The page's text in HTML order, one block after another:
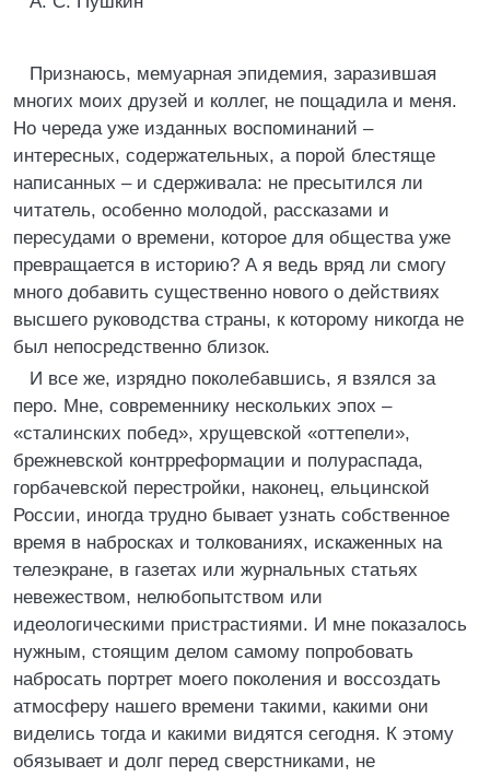
Признаюсь, мемуарная эпидемия, заразившая
многих моих друзей и коллег, не пощадила и меня.
Но череда уже изданных воспоминаний –
интересных, содержательных, а порой блестяще
написанных – и сдерживала: не пресытился ли
читатель, особенно молодой, рассказами и
пересудами о времени, которое для общества уже
превращается в историю? А я ведь вряд ли смогу
много добавить существенно нового о действиях
высшего руководства страны, к которому никогда не
был непосредственно близок.
И все же, изрядно поколебавшись, я взялся за
перо. Мне, современнику нескольких эпох –
«сталинских побед», хрущевской «оттепели»,
брежневской контрреформации и полураспада,
горбачевской перестройки, наконец, ельцинской
России, иногда трудно бывает узнать собственное
время в набросках и толкованиях, искаженных на
телеэкране, в газетах или журнальных статьях
невежеством, нелюбопытством или
идеологическими пристрастиями. И мне показалось
нужным, стоящим делом самому попробовать
набросать портрет моего поколения и воссоздать
атмосферу нашего времени такими, какими они
виделись тогда и какими видятся сегодня. К этому
обязывает и долг перед сверстниками, не